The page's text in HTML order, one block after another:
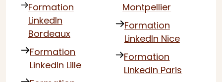
Formation
LinkedIn
Bordeaux
Formation
LinkedIn Lille
Montpellier
Formation
LinkedIn Nice
Formation
LinkedIn Paris